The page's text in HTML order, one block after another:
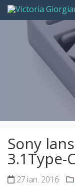
Skip
Sony
3.1Type-
27 ian. 2016